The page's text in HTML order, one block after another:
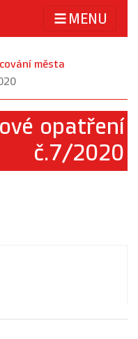
MENU
města
opatření
č.7/2020